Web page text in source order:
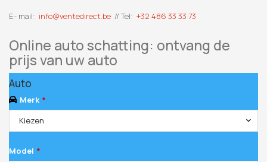
E- mail: info@ventedirect.be // Tel: +32 486 33 33 73
Online auto schatting: ontvang de
prijs van uw auto
Auto
Merk *
Kiezen
Model *